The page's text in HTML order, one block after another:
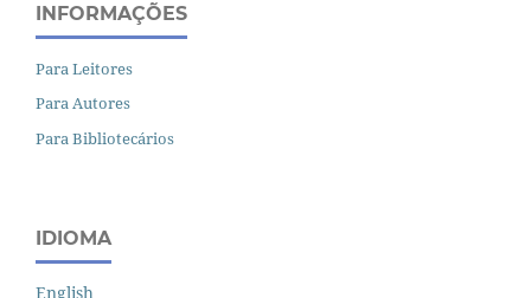
INFORMAÇÕES
Para Leitores
Para Autores
Para Bibliotecários
IDIOMA
English